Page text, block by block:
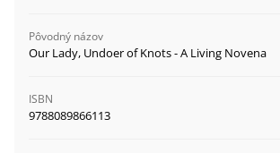
Pôvodný názov
Our Lady, Undoer of Knots - A Living Novena
ISBN
9788089866113